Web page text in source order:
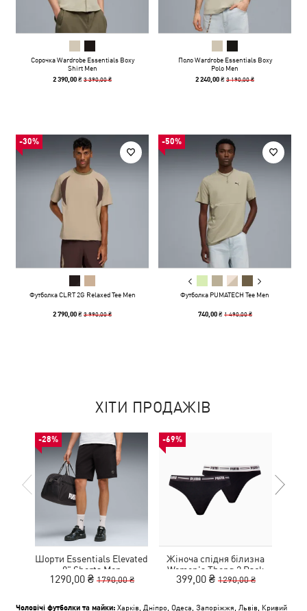
Сорочка Wardrobe Essentials Boxy
Shirt Men
2 390,00 ₴3 390,00 ₴
Поло Wardrobe Essentials Boxy
Polo Men
2 240,00 ₴3 190,00 ₴
-30%
Футболка CLRT 2G Relaxed Tee Men
2 790,00 ₴3 990,00 ₴
-50%
Футболка PUMATECH Tee Men
740,00 ₴ 1 490,00 ₴
ХІТИ ПРОДАЖІВ
-28%
Шорти Essentials Elevated
9" Shorts Men
1290,00 ₴ 1790,00 ₴
-69%
Жіноча спідня білизна
Women's Thong 2 Pack
399,00 ₴ 1290,00 ₴
Чоловічі футболки та майки: Харків Дніпро Одеса Запоріжжя Львів Кривий